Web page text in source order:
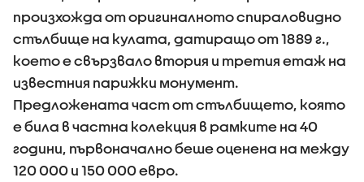
произхожда от оригиналното спираловидно
стълбище на кулата, датиращо от 1889 г.,
което е свързвало втория и третия етаж на
известния парижки монумент.
Предложената част от стълбището, която
е била в частна колекция в рамките на 40
години, първоначално беше оценена на между
120 000 и 150 000 евро.